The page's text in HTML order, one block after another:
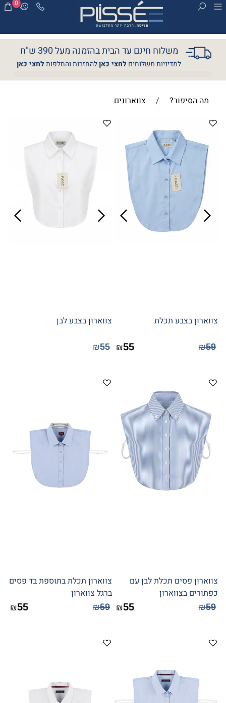
0
משלוח חינם עד הבית בהזמנה מעל 390 ש"ח
למדיניות משלוחיםלחצי כאןלהחזרות והחלפותלחצי כאן
מה הסיפור? / צווארונים
צווארון בצבע תכלת
₪59
₪55
צווארון בצבע לבן
₪55
צווארון פסים תכלת לבן עם
כפתורים בצווארון
₪59
₪55
צווארון תכלת בתוספת בד פסים
ברגל צווארון
₪59
₪55